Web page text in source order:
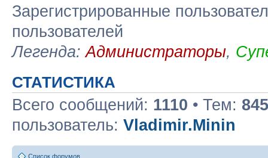
Зарегистрированные
пользователей
Легенда:Администраторы,
СТАТИСТИКА
Всего сообщений: 1110 • Тем: 845
пользователь: Vladimir.Minin
Список форумов